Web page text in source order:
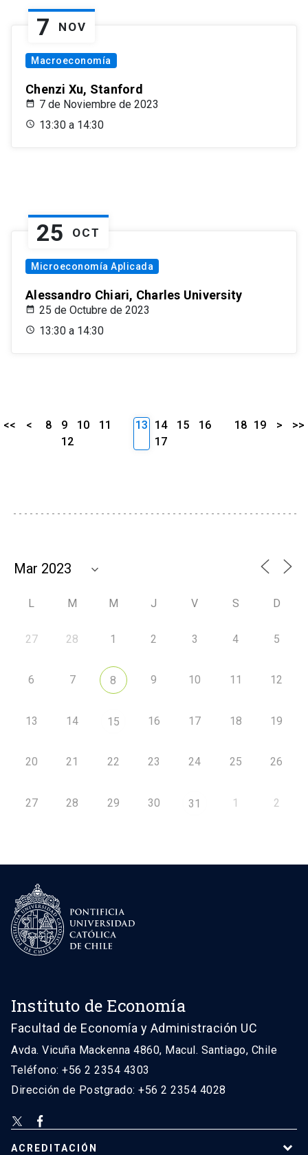
7 NOV
Macroeconomía
Chenzi Xu, Stanford
7 de Noviembre de 2023
13:30 a 14:30
25 OCT
Microeconomía Aplicada
Alessandro Chiari, Charles University
25 de Octubre de 2023
13:30 a 14:30
<< < 8 9 10
11
12
13 14 15
16
17
18 19 > >>
L M M J V S D
27 28 1 2 3 4 5
6 7 8 9 10 11 12
13 14 15 16 17 18 19
20 21 22 23 24 25 26
27 28 29 30 31 1 2
Instituto de Economía
Facultad de Economía y Administración UC
Avda. Vicuña Mackenna 4860, Macul. Santiago, Chile
Teléfono: +56 2 2354 4303
Dirección de Postgrado: +56 2 2354 4028
ACREDITACIÓN